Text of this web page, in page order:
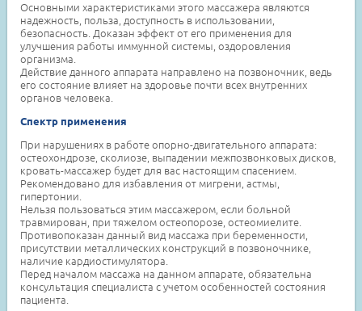
Основными характеристиками этого массажера являются
надежность, польза, доступность в использовании,
безопасность. Доказан эффект от его применения для
улучшения работы иммунной системы, оздоровления
организма.
Действие данного аппарата направлено на позвоночник, ведь
его состояние влияет на здоровье почти всех внутренних
органов человека.
Спектр применения
При нарушениях в работе опорно-двигательного аппарата:
остеохондрозе, сколиозе, выпадении межпозвонковых дисков,
кровать-массажер будет для вас настоящим спасением.
Рекомендовано для избавления от мигрени, астмы,
гипертонии.
Нельзя пользоваться этим массажером, если больной
травмирован, при тяжелом остеопорозе, остеомиелите.
Противопоказан данный вид массажа при беременности,
присутствии металлических конструкций в позвоночнике,
наличие кардиостимулятора.
Перед началом массажа на данном аппарате, обязательна
консультация специалиста с учетом особенностей состояния
пациента.